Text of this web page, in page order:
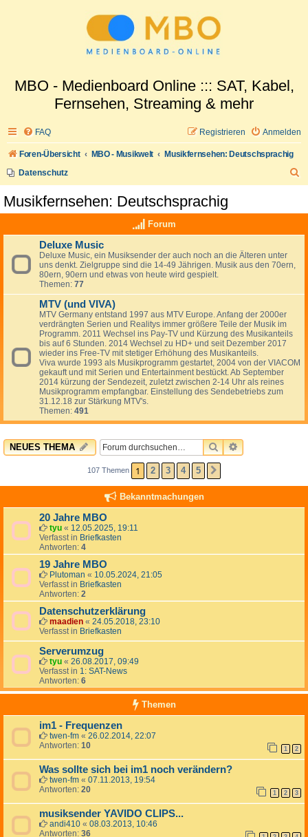
MBO - Medienboard Online ::: SAT, Kabel,
Fernsehen, Streaming & mehr
FAQ Anmelden
Registrieren
Foren-Übersicht MBO - Musikwelt
Musikfernsehen: Deutschsprachig
Datenschutz
Musikfernsehen: Deutschsprachig
Forum
Deluxe Music
Deluxe Music, ein Musiksender der auch noch an die Älteren unter
uns denkt. Zielgruppe sind die 14-49 Jährigen. Musik aus den 70ern,
80ern, 90ern und etwas von heute wird gespielt.
Themen: 77
MTV (und VIVA)
MTV Germany entstand 1997 aus MTV Europe. Anfang der 2000er
verdrängten Serien und Realitys immer größere Teile der Musik im
Programm. 2011 Wechsel ins Pay-TV und Kürzung des Musikanteils
bis auf 6 Stunden. 2014 Wechsel zu HD+ und seit Dezember 2017
wieder ins Free-TV mit stetiger Erhöhung des Musikanteils.
Viva wurde 1993 als Musikprogramm gestartet, 2004 von der VIACOM
gekauft und mit Serien und Entertainment bestückt. Ab September
2014 kürzung der Sendezeit, zuletzt zwischen 2-14 Uhr als reines
Musikprogramm empfangbar. Einstellung des Sendebetriebs zum
31.12.18 zur Stärkung MTV's.
Themen: 491
NEUES THEMA SUCHEERWEITERTE
107 Themen 1 2 3 4 5
Bekanntmachungen
20 Jahre MBO
tyu « 12.05.2025, 19:11
Verfasst in Briefkasten
Antworten: 4
19 Jahre MBO
Plutoman « 10.05.2024, 21:05
Verfasst in Briefkasten
Antworten: 2
Datenschutzerklärung
maadien « 24.05.2018, 23:10
Verfasst in Briefkasten
Serverumzug
tyu « 26.08.2017, 09:49
Verfasst in 1: SAT-News
Antworten: 6
Themen
im1 - Frequenzen
twen-fm « 26.02.2014, 22:07
Antworten: 10 1 2
Was sollte sich bei im1 noch verändern?
twen-fm « 07.11.2013, 19:54
Antworten: 20 1 2 3
musiksender YAVIDO CLIPS...
andi410 « 08.03.2013, 10:46
Antworten: 36